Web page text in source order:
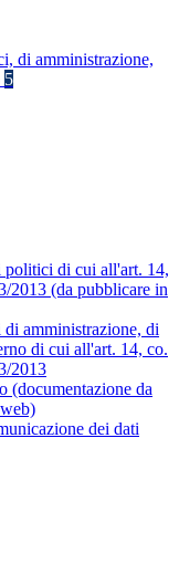
di amministrazione,
5
di cui all'art. 14,
2013 (da pubblicare in
amministrazione, di
di cui all'art. 14, co.
2013
(documentazione da
dei dati